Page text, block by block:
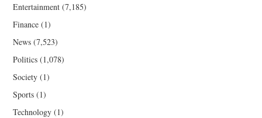
Entertainment (7,185)
Finance (1)
News (7,523)
Politics (1,078)
Society (1)
Sports (1)
Technology (1)